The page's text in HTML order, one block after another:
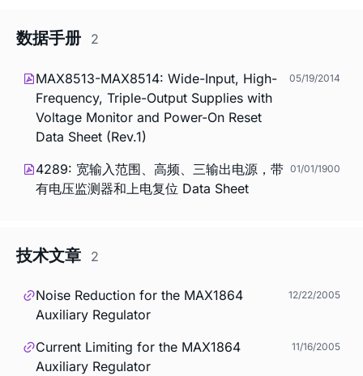
数据手册 2
MAX8513-MAX8514: Wide-Input, High-
Frequency, Triple-Output Supplies with
Voltage Monitor and Power-On Reset
Data Sheet (Rev.1)
05/19/2014
4289: 宽输入范围、高频、三输出电源，带
有电压监测器和上电复位 Data Sheet
01/01/1900
技术文章 2
Noise Reduction for the MAX1864
Auxiliary Regulator
12/22/2005
Current Limiting for the MAX1864
Auxiliary Regulator
11/16/2005